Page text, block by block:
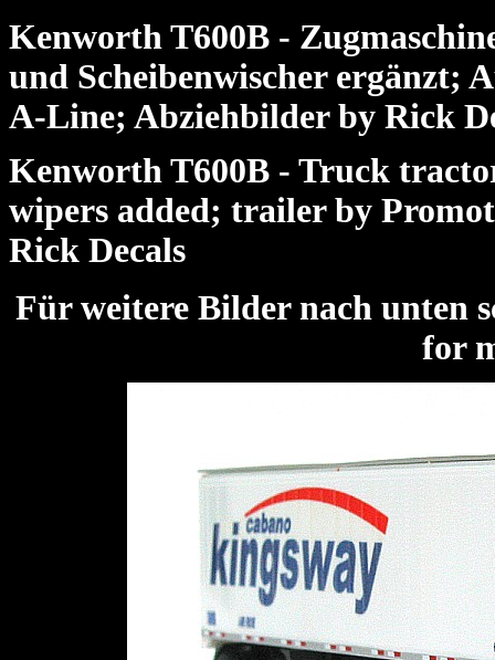
Kenworth T600B -
und Scheibenwischer ergänzt;
A-Line; Abziehbilder by Rick
Kenworth T600B - Truck
wipers added; trailer by
Rick Decals
Für weitere Bilder nach
for